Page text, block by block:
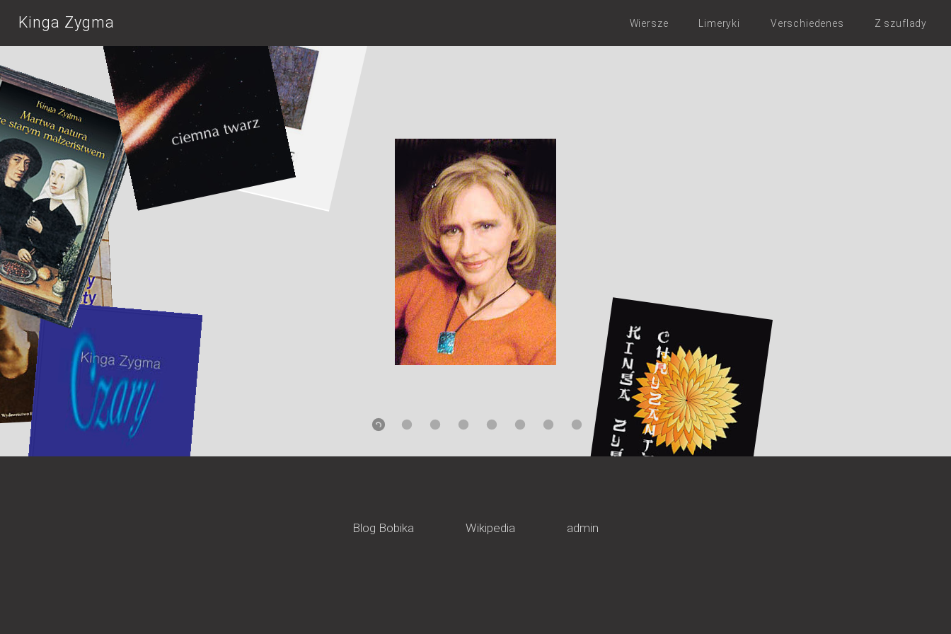
Kinga Zygma Wiersze Limeryki Verschiedenes Z szuflady
Pocieszyć Labradorkę,
wypić herbatę,
pilnować torebki,
nie zapomnieć o
uśmiechu...
Blog Bobika Wikipedia admin